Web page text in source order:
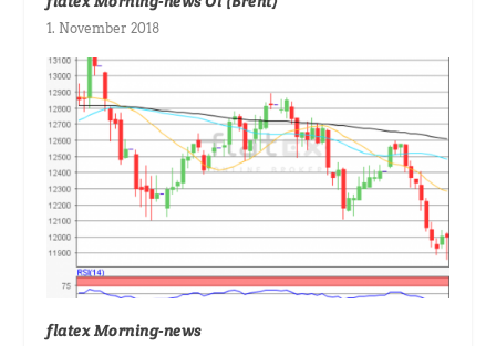
1. November 2018
flatex Morning-news